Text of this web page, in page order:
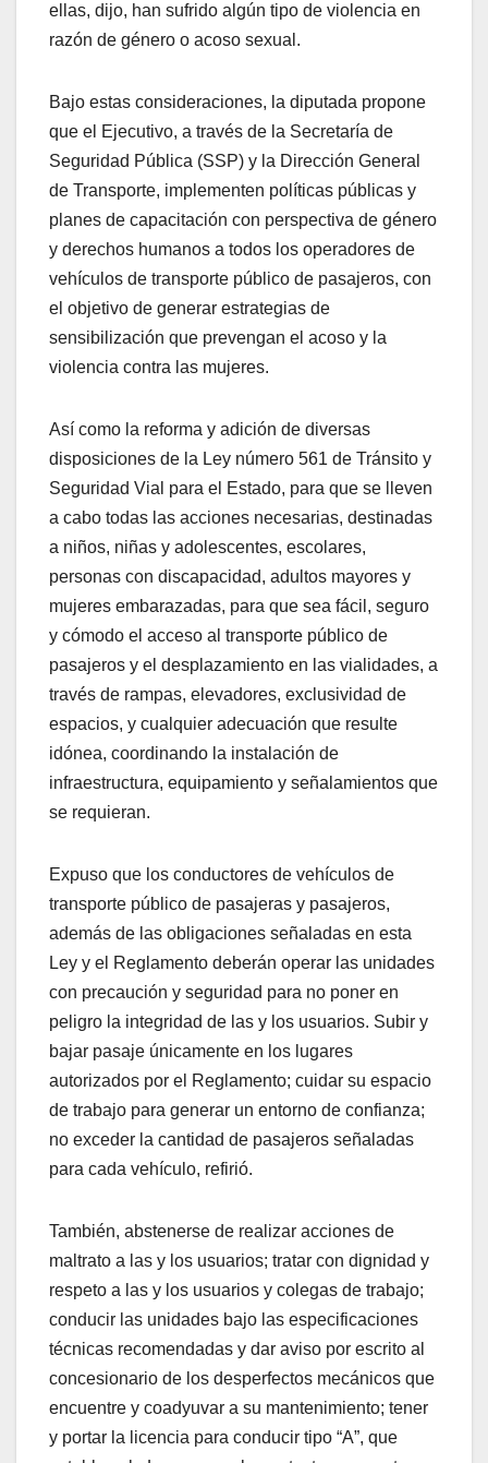
ellas, dijo, han sufrido algún tipo de violencia en
razón de género o acoso sexual.
Bajo estas consideraciones, la diputada propone
que el Ejecutivo, a través de la Secretaría de
Seguridad Pública (SSP) y la Dirección General
de Transporte, implementen políticas públicas y
planes de capacitación con perspectiva de género
y derechos humanos a todos los operadores de
vehículos de transporte público de pasajeros, con
el objetivo de generar estrategias de
sensibilización que prevengan el acoso y la
violencia contra las mujeres.
Así como la reforma y adición de diversas
disposiciones de la Ley número 561 de Tránsito y
Seguridad Vial para el Estado, para que se lleven
a cabo todas las acciones necesarias, destinadas
a niños, niñas y adolescentes, escolares,
personas con discapacidad, adultos mayores y
mujeres embarazadas, para que sea fácil, seguro
y cómodo el acceso al transporte público de
pasajeros y el desplazamiento en las vialidades, a
través de rampas, elevadores, exclusividad de
espacios, y cualquier adecuación que resulte
idónea, coordinando la instalación de
infraestructura, equipamiento y señalamientos que
se requieran.
Expuso que los conductores de vehículos de
transporte público de pasajeras y pasajeros,
además de las obligaciones señaladas en esta
Ley y el Reglamento deberán operar las unidades
con precaución y seguridad para no poner en
peligro la integridad de las y los usuarios. Subir y
bajar pasaje únicamente en los lugares
autorizados por el Reglamento; cuidar su espacio
de trabajo para generar un entorno de confianza;
no exceder la cantidad de pasajeros señaladas
para cada vehículo, refirió.
También, abstenerse de realizar acciones de
maltrato a las y los usuarios; tratar con dignidad y
respeto a las y los usuarios y colegas de trabajo;
conducir las unidades bajo las especificaciones
técnicas recomendadas y dar aviso por escrito al
concesionario de los desperfectos mecánicos que
encuentre y coadyuvar a su mantenimiento; tener
y portar la licencia para conducir tipo “A”, que